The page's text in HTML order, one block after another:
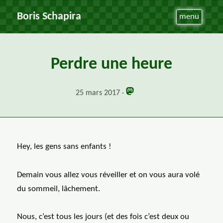
Boris Schapira menu
Perdre une heure
25 mars 2017
Hey, les gens sans enfants !
Demain vous allez vous réveiller et on vous aura volé
du sommeil, lâchement.
Nous, c’est tous les jours (et des fois c’est deux ou